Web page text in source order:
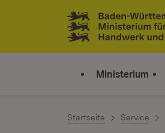
Zum Inhalt springen
Link zur Startseite
Ministerium
Startseite Service